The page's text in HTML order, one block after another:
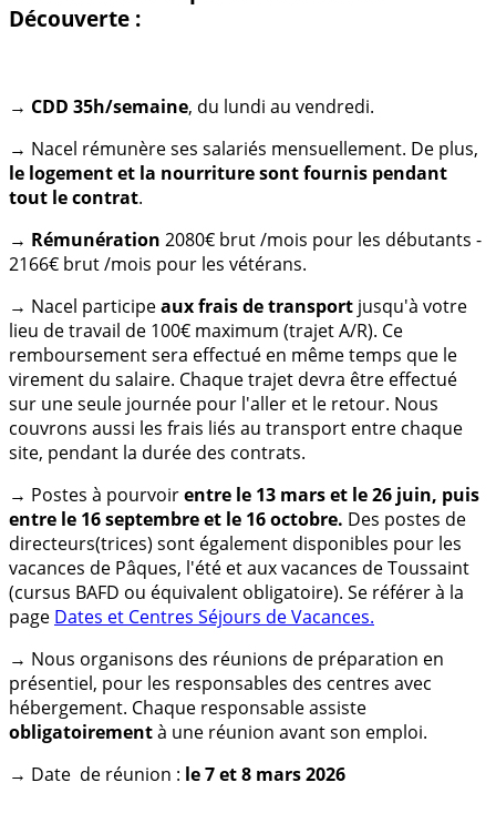
Découverte :
→ CDD 35h/semaine, du lundi au vendredi.
→ Nacel rémunère ses salariés mensuellement. De plus,
le logement et la nourriture sont fournis pendant
tout le contrat.
→ Rémunération 2080€ brut /mois pour les débutants -
2166€ brut /mois pour les vétérans.
→ Nacel participeaux frais de transport jusqu'à votre
lieu de travail de 100€ maximum (trajet A/R). Ce
remboursement sera effectué en même temps que le
virement du salaire. Chaque trajet devra être effectué
sur une seule journée pour l'aller et le retour. Nous
couvrons aussi les frais liés au transport entre chaque
site, pendant la durée des contrats.
→ Postes à pourvoirentre le 13 mars et le 26 juin, puis
entre le 16 septembre et le 16 octobre. Des postes de
directeurs(trices) sont également disponibles pour les
vacances de Pâques, l'été et aux vacances de Toussaint
(cursus BAFD ou équivalent obligatoire). Se référer à la
page Dates et Centres Séjours de Vacances.
→ Nous organisons des réunions de préparation en
présentiel, pour les responsables des centres avec
hébergement. Chaque responsable assiste
obligatoirementà une réunion avant son emploi.
→ Date de réunion : le 7 et 8 mars 2026